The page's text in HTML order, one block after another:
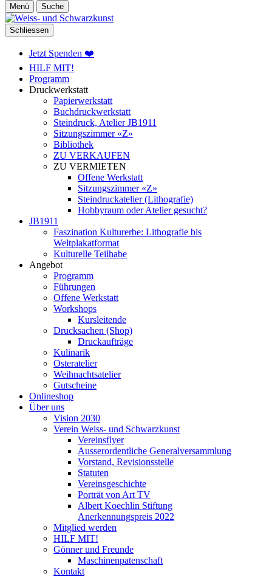
Menü Suche
Schliessen
Jetzt Spenden ❤️
HILF MIT!
Programm
Druckwerkstatt
Papierwerkstatt
Buchdruckwerkstatt
Steindruck, Atelier JB1911
Sitzungszimmer «Z»
Bibliothek
ZU VERKAUFEN
ZU VERMIETEN
Offene Werkstatt
Sitzungszimmer «Z»
Steindruckatelier (Lithografie)
Hobbyraum oder Atelier gesucht?
JB1911
Faszination Kulturerbe: Lithografie bis
Weltplakatformat
Kulturelle Teilhabe
Angebot
Programm
Führungen
Offene Werkstatt
Workshops
Kursleitende
Drucksachen (Shop)
Druckaufträge
Kulinarik
Osteratelier
Weihnachtsatelier
Gutscheine
Onlineshop
Über uns
Vision 2030
Verein Weiss- und Schwarzkunst
Vereinsflyer
Ausserordentliche Generalversammlung
Vorstand, Revisionsstelle
Statuten
Vereinsgeschichte
Porträt von Art TV
Albert Koechlin Stiftung
Anerkennungspreis 2022
Mitglied werden
HILF MIT!
Gönner und Freunde
Maschinenpatenschaft
Kontakt